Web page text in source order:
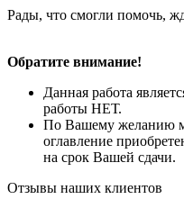
Рады, что смогли помочь,
Обратите внимание!
Данная работа
работы НЕТ.
По Вашему желанию
оглавление
на срок Вашей сдачи.
Отзывы наших клиентов